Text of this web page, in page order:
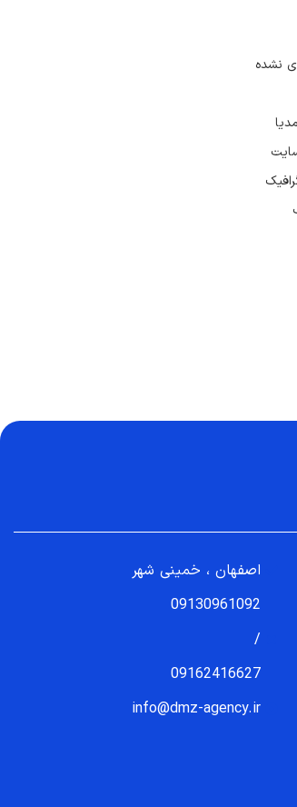
نشده
اصفهان ، خمینی شهر
09130961092
/
09162416627
info@dmz-agency.ir